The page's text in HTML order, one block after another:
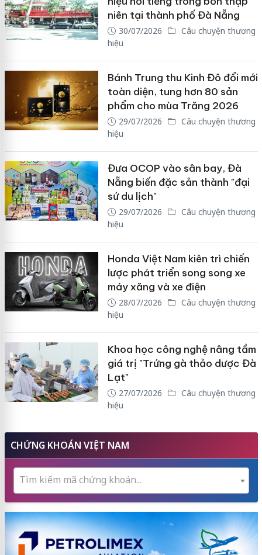
niên tại thành phố Đà Nẵng
30/07/2026
Câu chuyện thương
hiệu
Bánh Trung thu Kinh Đô đổi mới
toàn diện, tung hơn 80 sản
phẩm cho mùa Trăng 2026
29/07/2026
Câu chuyện thương
hiệu
Đưa OCOP vào sân bay, Đà
Nẵng biến đặc sản thành "đại
sứ du lịch"
29/07/2026
Câu chuyện thương
hiệu
Honda Việt Nam kiên trì chiến
lược phát triển song song xe
máy xăng và xe điện
28/07/2026
Câu chuyện thương
hiệu
Khoa học công nghệ nâng tầm
giá trị "Trứng gà thảo dược Đà
Lạt"
27/07/2026
Câu chuyện thương
hiệu
CHỨNG KHOÁN VIỆT NAM
Tìm kiếm mã chứng khoán...